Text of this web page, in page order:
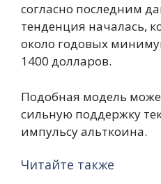
согласно последним
тенденция началась,
около годовых
1400 долларов.
Подобная модель
сильную поддержку
импульсу альткоина.
Читайте также